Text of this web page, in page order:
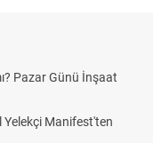
Pazar Günü İnşaat
Yelekçi Manifest'ten